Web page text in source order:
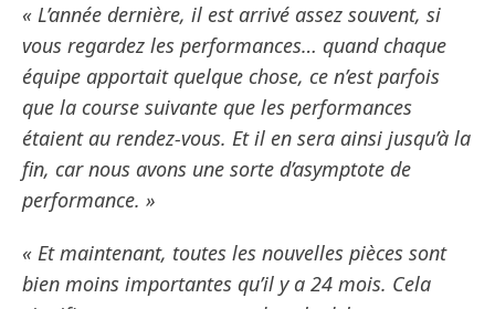
« L’année dernière, il est arrivé assez souvent, si
vous regardez les performances… quand chaque
équipe apportait quelque chose, ce n’est parfois
que la course suivante que les performances
étaient au rendez-vous. Et il en sera ainsi jusqu’à la
fin, car nous avons une sorte d’asymptote de
performance. »
« Et maintenant, toutes les nouvelles pièces sont
bien moins importantes qu’il y a 24 mois. Cela